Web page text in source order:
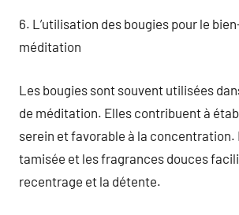
6. L’utilisation des bougies pour le
méditation
Les bougies sont souvent utilisées
de méditation. Elles contribuent à
serein et favorable à la concentration.
tamisée et les fragrances douces
recentrage et la détente.